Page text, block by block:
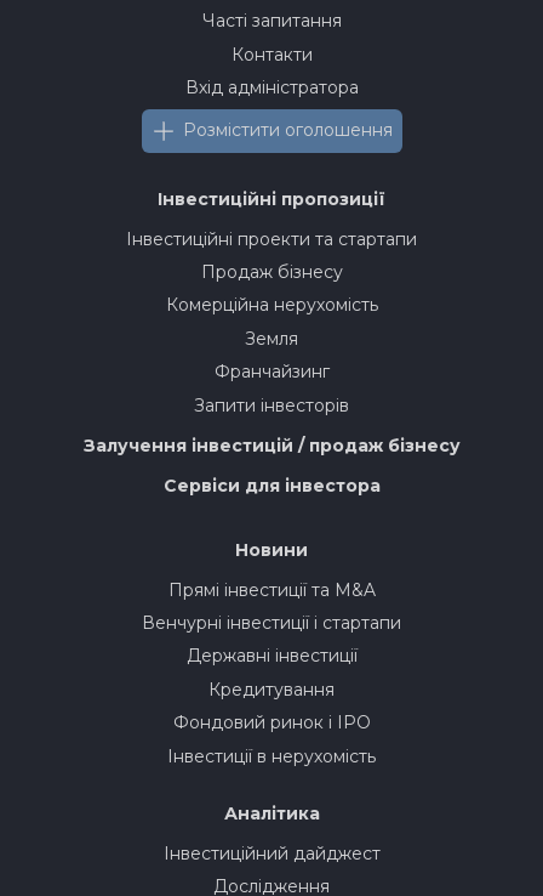
Часті запитання
Контакти
Вхід адміністратора
Розмістити оголошення
Інвестиційні пропозиції
Інвестиційні проекти та стартапи
Продаж бізнесу
Комерційна нерухомість
Земля
Франчайзинг
Запити інвесторів
Залучення інвестицій / продаж бізнесу
Сервіси для інвестора
Новини
Прямі інвестиції та M&A
Венчурні інвестиції і стартапи
Державні інвестиції
Кредитування
Фондовий ринок і IPO
Інвестиції в нерухомість
Аналітика
Інвестиційний дайджест
Дослідження